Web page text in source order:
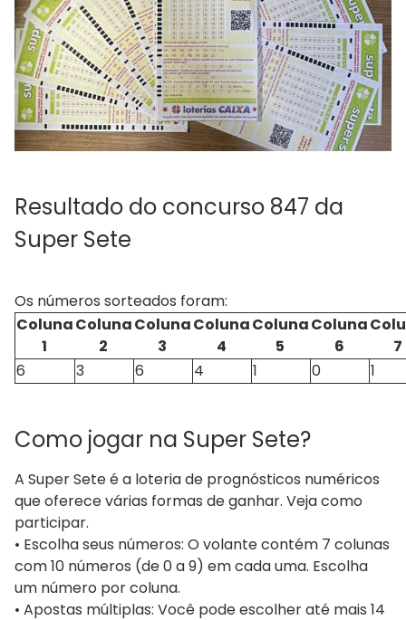
Resultado do concurso 847 da
Super Sete
Os números sorteados foram:
Coluna
1
Coluna
2
Coluna
3
Coluna
4
Coluna
5
Coluna
6
7
6
3 6 4 1 0 1
Como jogar na Super Sete?
A Super Sete é a loteria de prognósticos numéricos
que oferece várias formas de ganhar. Veja como
participar.
• Escolha seus números: O volante contém 7 colunas
com 10 números (de 0 a 9) em cada uma. Escolha
um número por coluna.
• Apostas múltiplas: Você pode escolher até mais 14